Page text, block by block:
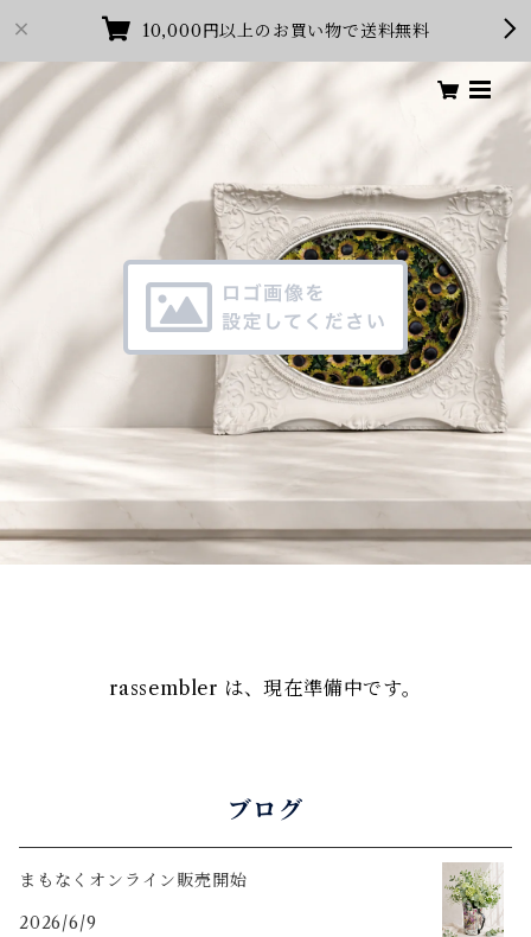
10,000円以上のお買い物で送料無料
rassembler は、現在準備中です。
ブログ
まもなくオンライン販売開始
2026/6/9